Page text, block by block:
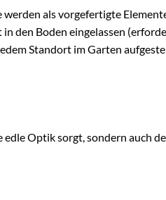
als vorgefertigte
den Boden eingelassen
Standort im Garten
Optik sorgt, sondern auch